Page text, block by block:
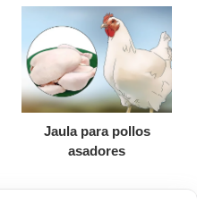
Jaula para pollos
asadores